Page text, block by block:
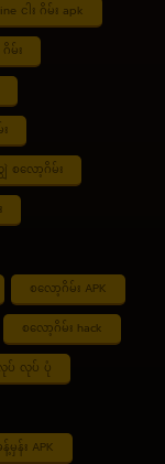
ငါး ဂိမ်း apk
ဂိမ်း
စလော့ဂိမ်း
စလော့ဂိမ်း APK
စလော့ဂိမ်း hack
ပ် လုပ် ပုံ
မှန်း APK